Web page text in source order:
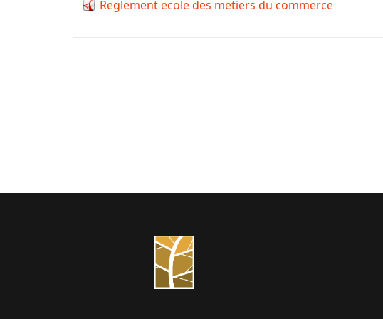
Reglement ecole des metiers du commerce